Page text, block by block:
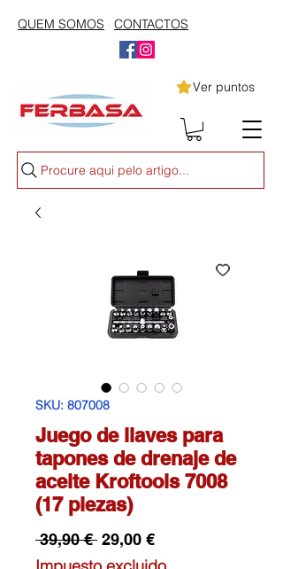
QUEM SOMOS CONTACTOS
Ver puntos
Procure aqui pelo artigo...
SKU: 807008
Juego de llaves para
tapones de drenaje de
aceite Kroftools 7008
(17 piezas)
39,90 € Precio
29,00 €Precio
de